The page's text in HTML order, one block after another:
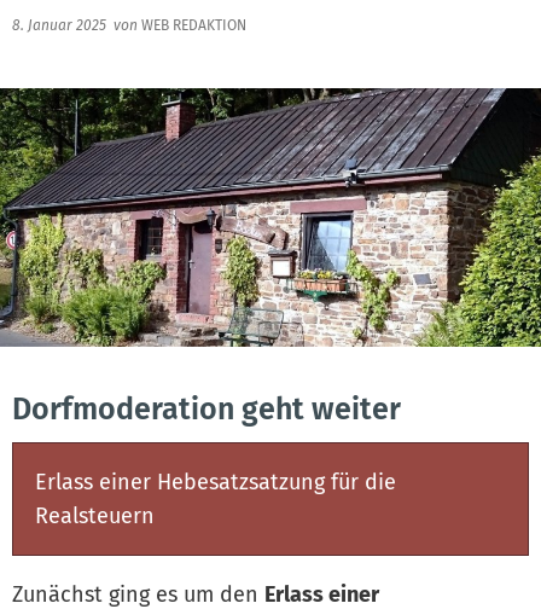
8. Januar 2025 von WEB REDAKTION
Dorfmoderation geht weiter
Erlass einer Hebesatzsatzung für die
Realsteuern
Zunächst ging es um den Erlass einer